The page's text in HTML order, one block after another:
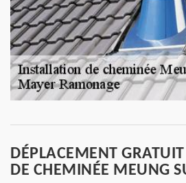
DÉPLACEMENT
DE CHEMINÉE MEUNG